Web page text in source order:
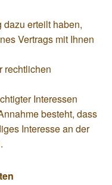
erteilt haben,
Vertrags mit Ihnen
rechtlichen
Interessen
besteht, dass
Interesse an der